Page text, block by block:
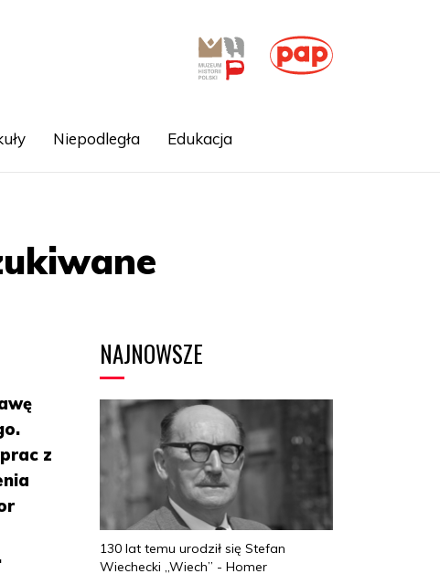
Niepodległa Edukacja
z
NAJNOWSZE
130 lat temu urodził się Stefan
Wiechecki „Wiech” - Homer